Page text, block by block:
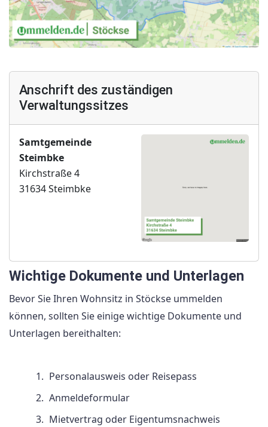
Anschrift des zuständigen
Verwaltungssitzes
Samtgemeinde
Steimbke
Kirchstraße 4
31634 Steimbke
Wichtige Dokumente und Unterlagen
Bevor Sie Ihren Wohnsitz in Stöckse ummelden
können, sollten Sie einige wichtige Dokumente und
Unterlagen bereithalten:
Personalausweis oder Reisepass
Anmeldeformular
Mietvertrag oder Eigentumsnachweis